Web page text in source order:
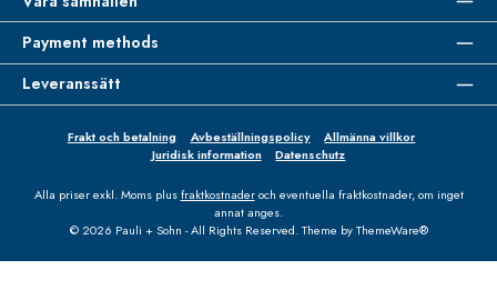
Payment methods
Leveranssätt
Frakt och betalning Avbeställningspolicy
Allmänna villkor
Juridisk information
Datenschutz
Alla priser exkl. Moms plusfraktkostnaderoch eventuella fraktkostnader, om inget
annat anges.
© 2026 Pauli + Sohn - All Rights Reserved. Theme byThemeWare®